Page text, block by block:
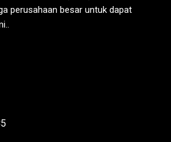
perusahaan besar untuk dapat